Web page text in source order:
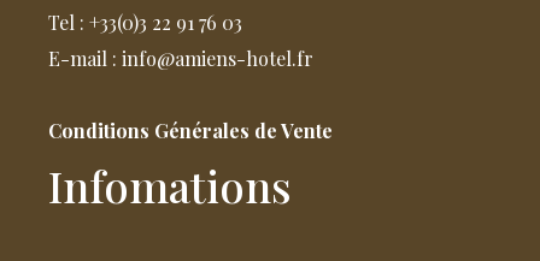
Tel : +33(0)3 22 91 76 03
E-mail : info@amiens-hotel.fr
Conditions Générales de Vente
Infomations